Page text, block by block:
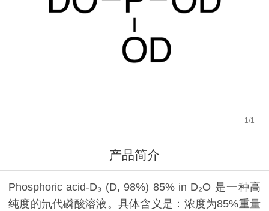
1 /1
产品简介
Phosphoric acid-D₃ (D, 98%) 85% in D₂O 是一种高
纯度的氘代磷酸溶液。具体含义是：浓度为85%重量